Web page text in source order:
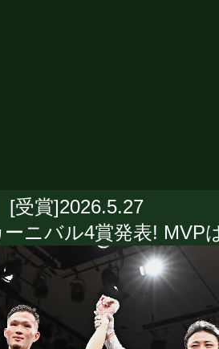
[受賞]2026.5.27
ニバル4賞発表! MVP